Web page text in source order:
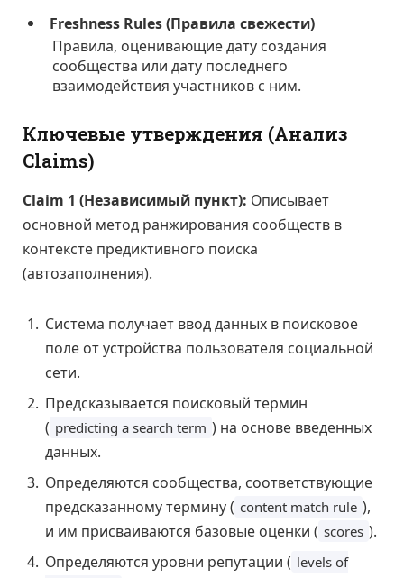
Freshness Rules (Правила свежести)
Правила, оценивающие дату создания
сообщества или дату последнего
взаимодействия участников с ним.
Ключевые утверждения (Анализ
Claims)
Claim 1 (Независимый пункт): Описывает
основной метод ранжирования сообществ в
контексте предиктивного поиска
(автозаполнения).
Система получает ввод данных в поисковое
поле от устройства пользователя социальной
сети.
Предсказывается поисковый термин
( predicting a search term ) на основе введенных
данных.
Определяются сообщества, соответствующие
предсказанному термину ( content match rule ),
и им присваиваются базовые оценки ( scores ).
Определяются уровни репутации ( levels of